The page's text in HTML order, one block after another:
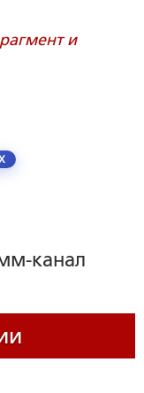
и
канал